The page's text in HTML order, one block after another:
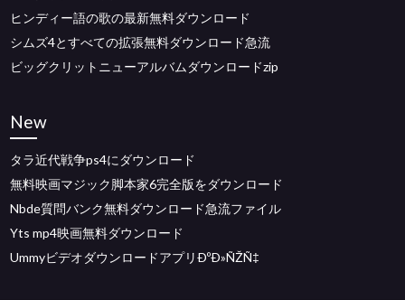
ヒンディー語の歌の最新無料ダウンロード
シムズ4とすべての拡張無料ダウンロード急流
ビッグクリットニューアルバムダウンロードzip
New
タラ近代戦争ps4にダウンロード
無料映画マジック脚本家6完全版をダウンロード
Nbde質問バンク無料ダウンロード急流ファイル
Yts mp4映画無料ダウンロード
UmmyビデオダウンロードアプリÐºÐ»ÑŽÑ‡